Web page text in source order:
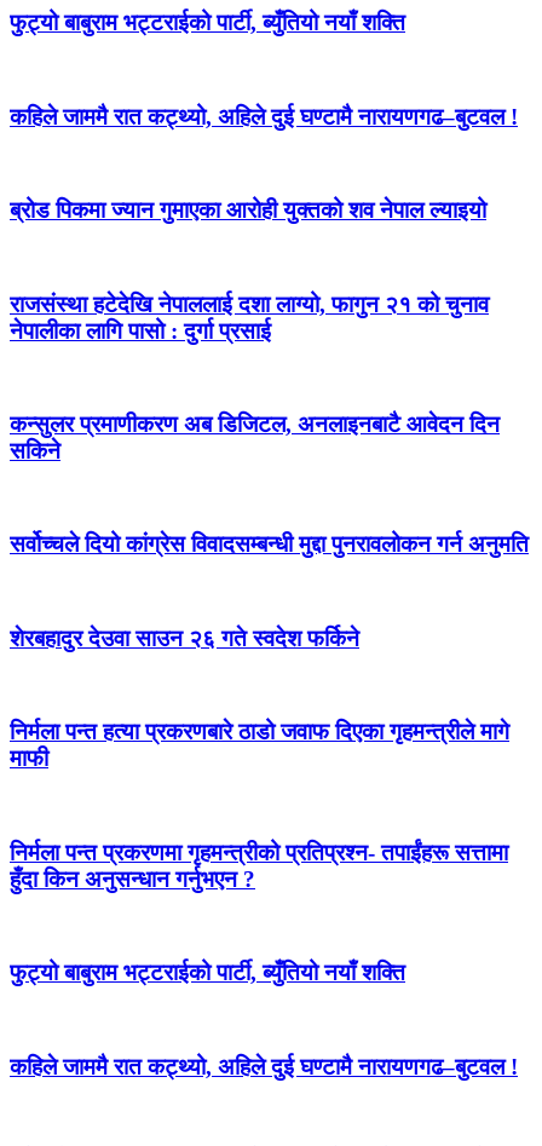
फुट्यो बाबुराम भट्टराईको पार्टी, ब्युँतियो नयाँ शक्ति
कहिले जाममै रात कट्थ्यो, अहिले दुई घण्टामै नारायणगढ–बुटवल !
ब्रोड पिकमा ज्यान गुमाएका आरोही युक्तको शव नेपाल ल्याइयो
राजसंस्था हटेदेखि नेपाललाई दशा लाग्यो, फागुन २१ को चुनाव
नेपालीका लागि पासो : दुर्गा प्रसाई
कन्सुलर प्रमाणीकरण अब डिजिटल, अनलाइनबाटै आवेदन दिन
सकिने
सर्वोच्चले दियो कांग्रेस विवादसम्बन्धी मुद्दा पुनरावलोकन गर्न अनुमति
शेरबहादुर देउवा साउन २६ गते स्वदेश फर्किने
निर्मला पन्त हत्या प्रकरणबारे ठाडो जवाफ दिएका गृहमन्त्रीले मागे
माफी
निर्मला पन्त प्रकरणमा गृहमन्त्रीको प्रतिप्रश्न- तपाईंहरू सत्तामा
हुँदा किन अनुसन्धान गर्नुभएन ?
फुट्यो बाबुराम भट्टराईको पार्टी, ब्युँतियो नयाँ शक्ति
कहिले जाममै रात कट्थ्यो, अहिले दुई घण्टामै नारायणगढ–बुटवल !